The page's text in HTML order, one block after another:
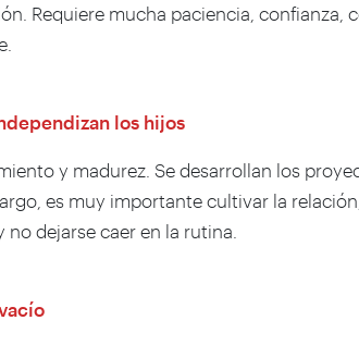
Requiere mucha paciencia, confianza,
los hijos
y madurez. Se desarrollan los
es muy importante cultivar la
dejarse caer en la rutina.